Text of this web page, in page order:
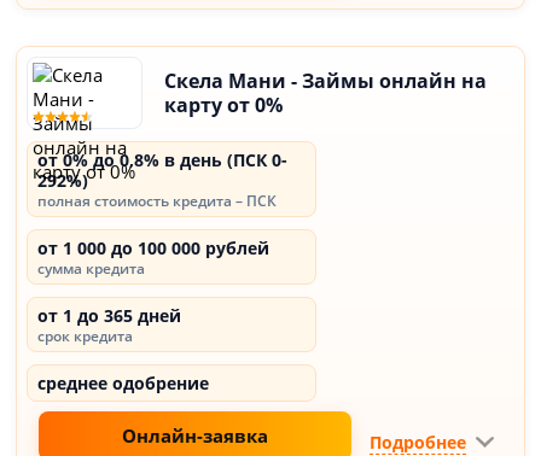
Скела Мани - Займы онлайн на
карту от 0%
от 0% до 0,8% в день (ПСК 0-
292%)
полная стоимость кредита – ПСК
от 1 000 до 100 000 рублей
сумма кредита
от 1 до 365 дней
срок кредита
среднее одобрение
Онлайн-заявка Подробнее